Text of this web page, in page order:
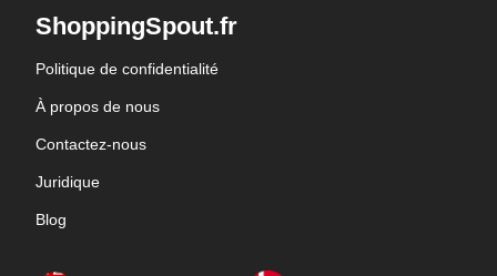
ShoppingSpout.fr
Politique de confidentialité
À propos de nous
Contactez-nous
Juridique
Blog